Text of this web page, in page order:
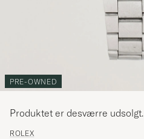
PRE-OWNED
ROLEX
Produktet er desværre udsolgt.